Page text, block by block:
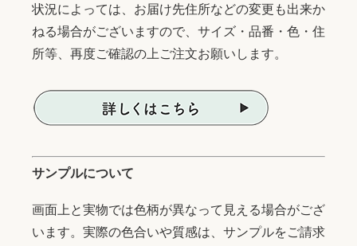
状況によっては、お届け先住所などの変更も出来か
ねる場合がございますので、サイズ・品番・色・住
所等、再度ご確認の上ご注文お願いします。
サンプルについて
画面上と実物では色柄が異なって見える場合がござ
います。実際の色合いや質感は、サンプルをご請求